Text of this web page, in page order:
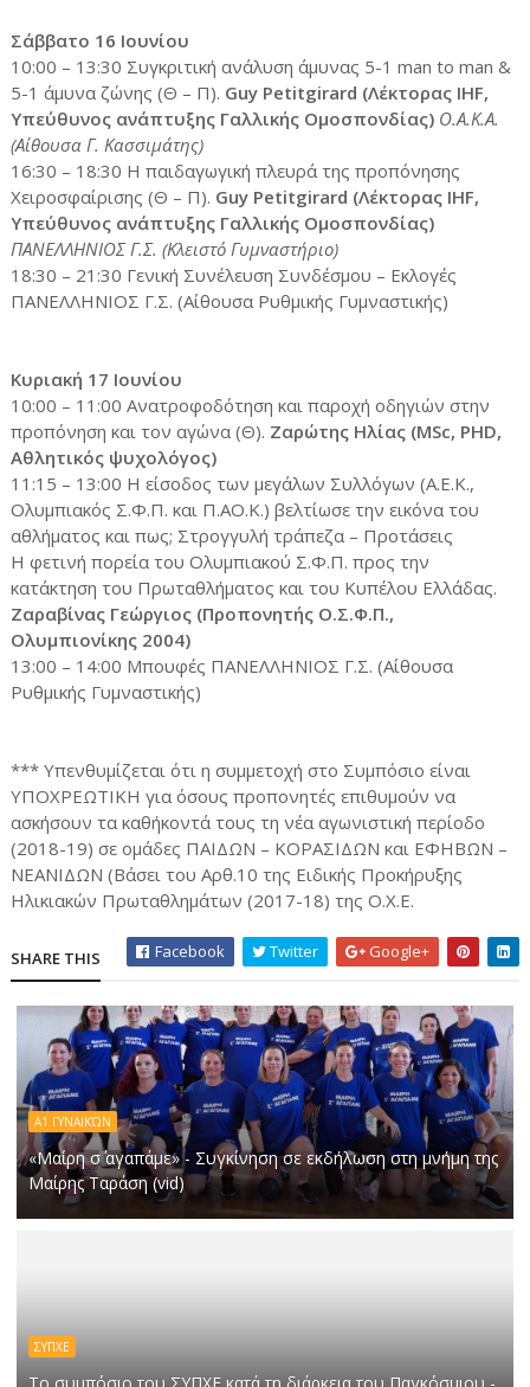
Σάββατο 16 Ιουνίου
10:00 – 13:30 Συγκριτική ανάλυση άμυνας 5-1 man to man &
5-1 άμυνα ζώνης (Θ – Π). Guy Petitgirard (Λέκτορας ΙHF,
Υπεύθυνος ανάπτυξης Γαλλικής Ομοσπονδίας) Ο.Α.Κ.Α.
(Αίθουσα Γ. Κασσιμάτης)
16:30 – 18:30 Η παιδαγωγική πλευρά της προπόνησης
Χειροσφαίρισης (Θ – Π). Guy Petitgirard (Λέκτορας ΙHF,
Υπεύθυνος ανάπτυξης Γαλλικής Ομοσπονδίας)
ΠΑΝΕΛΛΗΝΙΟΣ Γ.Σ. (Κλειστό Γυμναστήριο)
18:30 – 21:30 Γενική Συνέλευση Συνδέσμου – Εκλογές
ΠΑΝΕΛΛΗΝΙΟΣ Γ.Σ. (Αίθουσα Ρυθμικής Γυμναστικής)
Κυριακή 17 Ιουνίου
10:00 – 11:00 Ανατροφοδότηση και παροχή οδηγιών στην
προπόνηση και τον αγώνα (Θ). Ζαρώτης Ηλίας (MSc, PHD,
Αθλητικός ψυχολόγος)
11:15 – 13:00 Η είσοδος των μεγάλων Συλλόγων (Α.Ε.Κ.,
Ολυμπιακός Σ.Φ.Π. και Π.ΑΟ.Κ.) βελτίωσε την εικόνα του
αθλήματος και πως; Στρογγυλή τράπεζα – Προτάσεις
Η φετινή πορεία του Ολυμπιακού Σ.Φ.Π. προς την
κατάκτηση του Πρωταθλήματος και του Κυπέλου Ελλάδας.
Ζαραβίνας Γεώργιος (Προπονητής Ο.Σ.Φ.Π.,
Ολυμπιονίκης 2004)
13:00 – 14:00 Μπουφές ΠΑΝΕΛΛΗΝΙΟΣ Γ.Σ. (Αίθουσα
Ρυθμικής Γυμναστικής)
*** Υπενθυμίζεται ότι η συμμετοχή στο Συμπόσιο είναι
ΥΠΟΧΡΕΩΤΙΚΗ για όσους προπονητές επιθυμούν να
ασκήσουν τα καθήκοντά τους τη νέα αγωνιστική περίοδο
(2018-19) σε ομάδες ΠΑΙΔΩΝ – ΚΟΡΑΣΙΔΩΝ και ΕΦΗΒΩΝ –
ΝΕΑΝΙΔΩΝ (Βάσει του Αρθ.10 της Ειδικής Προκήρυξης
Ηλικιακών Πρωταθλημάτων (2017-18) της Ο.Χ.Ε.
SHARE THIS Facebook Twitter Google+
Α1 ΓΥΝΑΙΚΏΝ
«Μαίρη σ΄ αγαπάμε» - Συγκίνηση σε εκδήλωση στη μνήμη της
Μαίρης Ταράση (vid)
ΣΥΠΧΕ
Το συμπόσιο του ΣΥΠΧΕ κατά τη διάρκεια του Παγκόσμιου -